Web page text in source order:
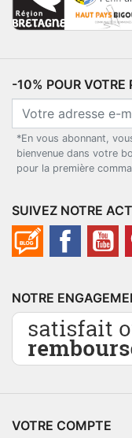
-10% POUR
*En vous abonnant,
bienvenue dans votre
pour la première
SUIVEZ NOTRE
NOTRE
VOTRE COMPTE